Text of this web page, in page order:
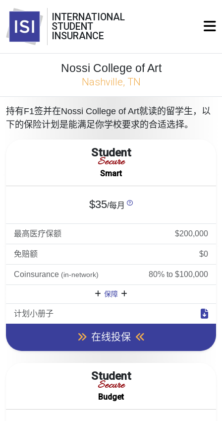
INTERNATIONAL
STUDENT
INSURANCE
Nossi College of Art
Nashville, TN
持有F1签并在Nossi College of Art就读的留学生，以
下的保险计划是能满足你学校要求的合适选择。
Student
Secure
Smart
$35/每月
最高医疗保额 $200,000
免赔额 $0
Coinsurance (in-network) 80% to $100,000
保障
计划小册子
在线投保
Student
Secure
Budget